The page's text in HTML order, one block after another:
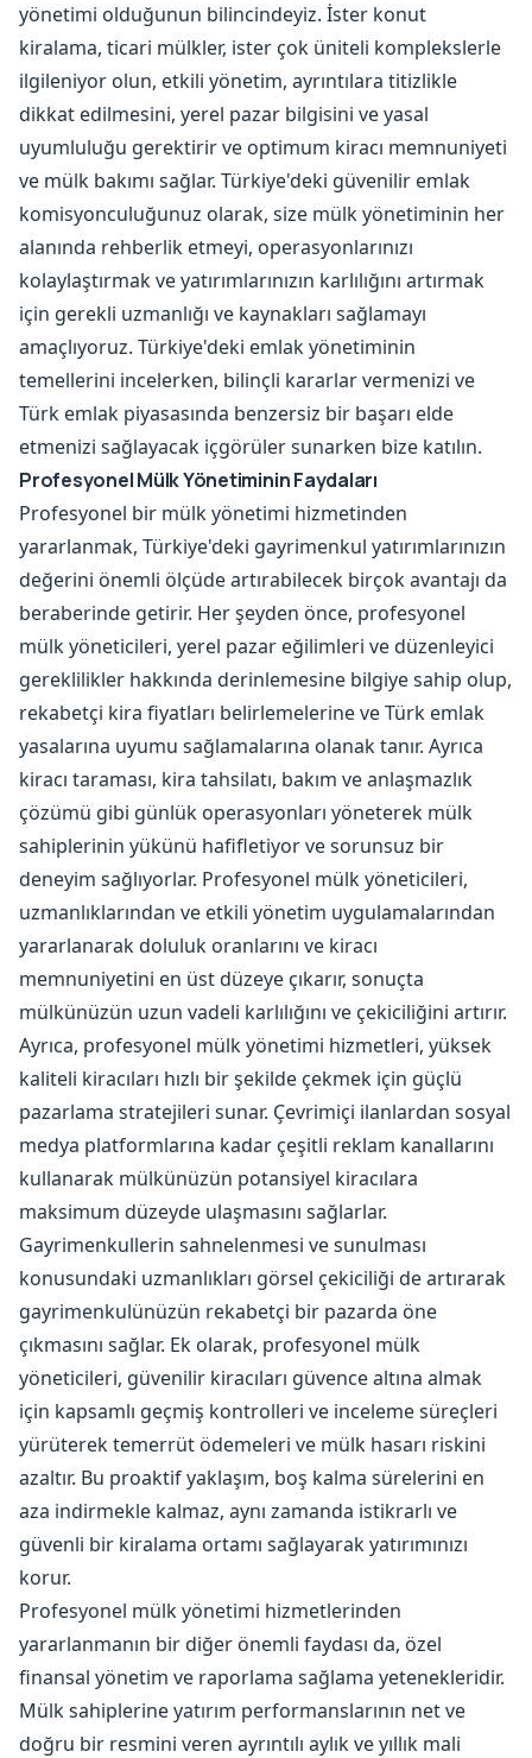
yönetimi olduğunun bilincindeyiz. İster konut
kiralama, ticari mülkler, ister çok üniteli komplekslerle
ilgileniyor olun, etkili yönetim, ayrıntılara titizlikle
dikkat edilmesini, yerel pazar bilgisini ve yasal
uyumluluğu gerektirir ve optimum kiracı memnuniyeti
ve mülk bakımı sağlar. Türkiye'deki güvenilir emlak
komisyonculuğunuz olarak, size mülk yönetiminin her
alanında rehberlik etmeyi, operasyonlarınızı
kolaylaştırmak ve yatırımlarınızın karlılığını artırmak
için gerekli uzmanlığı ve kaynakları sağlamayı
amaçlıyoruz. Türkiye'deki emlak yönetiminin
temellerini incelerken, bilinçli kararlar vermenizi ve
Türk emlak piyasasında benzersiz bir başarı elde
etmenizi sağlayacak içgörüler sunarken bize katılın.
Profesyonel Mülk Yönetiminin Faydaları
Profesyonel bir mülk yönetimi hizmetinden
yararlanmak, Türkiye'deki gayrimenkul yatırımlarınızın
değerini önemli ölçüde artırabilecek birçok avantajı da
beraberinde getirir. Her şeyden önce, profesyonel
mülk yöneticileri, yerel pazar eğilimleri ve düzenleyici
gereklilikler hakkında derinlemesine bilgiye sahip olup,
rekabetçi kira fiyatları belirlemelerine ve Türk emlak
yasalarına uyumu sağlamalarına olanak tanır. Ayrıca
kiracı taraması, kira tahsilatı, bakım ve anlaşmazlık
çözümü gibi günlük operasyonları yöneterek mülk
sahiplerinin yükünü hafifletiyor ve sorunsuz bir
deneyim sağlıyorlar. Profesyonel mülk yöneticileri,
uzmanlıklarından ve etkili yönetim uygulamalarından
yararlanarak doluluk oranlarını ve kiracı
memnuniyetini en üst düzeye çıkarır, sonuçta
mülkünüzün uzun vadeli karlılığını ve çekiciliğini artırır.
Ayrıca, profesyonel mülk yönetimi hizmetleri, yüksek
kaliteli kiracıları hızlı bir şekilde çekmek için güçlü
pazarlama stratejileri sunar. Çevrimiçi ilanlardan sosyal
medya platformlarına kadar çeşitli reklam kanallarını
kullanarak mülkünüzün potansiyel kiracılara
maksimum düzeyde ulaşmasını sağlarlar.
Gayrimenkullerin sahnelenmesi ve sunulması
konusundaki uzmanlıkları görsel çekiciliği de artırarak
gayrimenkulünüzün rekabetçi bir pazarda öne
çıkmasını sağlar. Ek olarak, profesyonel mülk
yöneticileri, güvenilir kiracıları güvence altına almak
için kapsamlı geçmiş kontrolleri ve inceleme süreçleri
yürüterek temerrüt ödemeleri ve mülk hasarı riskini
azaltır. Bu proaktif yaklaşım, boş kalma sürelerini en
aza indirmekle kalmaz, aynı zamanda istikrarlı ve
güvenli bir kiralama ortamı sağlayarak yatırımınızı
korur.
Profesyonel mülk yönetimi hizmetlerinden
yararlanmanın bir diğer önemli faydası da, özel
finansal yönetim ve raporlama sağlama yetenekleridir.
Mülk sahiplerine yatırım performanslarının net ve
doğru bir resmini veren ayrıntılı aylık ve yıllık mali